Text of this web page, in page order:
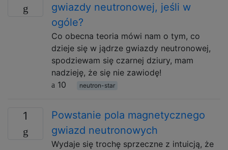
gwiazdy neutronowej, jeśli w
ogóle?
Co obecna teoria mówi nam o tym, co
dzieje się w jądrze gwiazdy neutronowej,
spodziewam się czarnej dziury, mam
nadzieję, że się nie zawiodę!
10
neutron-star
1
Powstanie pola magnetycznego
gwiazd neutronowych
Wydaje się trochę sprzeczne z intuicją, że